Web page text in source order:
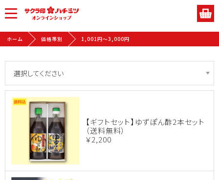
ホーム 価格帯別 1,001円〜3,000円
【ギフトセット】ゆずぽん酢2本セット
（送料無料）
￥2,200